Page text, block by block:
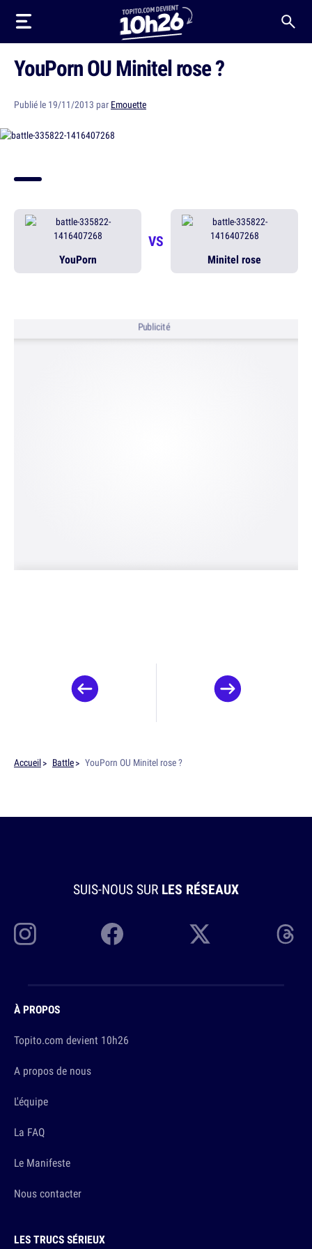
YouPorn OU Minitel rose ?
Publié le 19/11/2013 par Emouette
YouPorn
VS
Minitel rose
Publicité
Accueil Battle YouPorn OU Minitel rose ?
SUIS-NOUS SUR LES RÉSEAUX
À PROPOS
Topito.com devient 10h26
A propos de nous
L'équipe
La FAQ
Le Manifeste
Nous contacter
LES TRUCS SÉRIEUX